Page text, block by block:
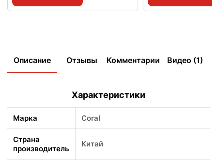
Описание Отзывы Комментарии Видео (1)
Характеристики
Марка Coral
Страна
производитель
Китай